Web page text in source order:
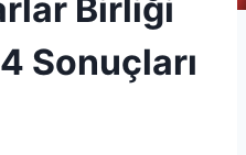
Birliği
Sonuçları